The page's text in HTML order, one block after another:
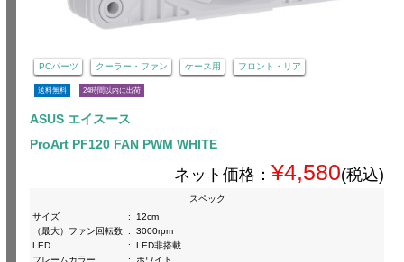
PCパーツ クーラー・ファン ケース用 フロント・リア
送料無料 24時間以内に出荷
ASUS エイスース
ProArt PF120 FAN PWM WHITE
ネット価格： ¥4,580(税込)
スペック
サイズ
:
12cm
（最大）ファン回転数 :
3000rpm
LED
:
LED非搭載
フレームカラー
: ホワイト